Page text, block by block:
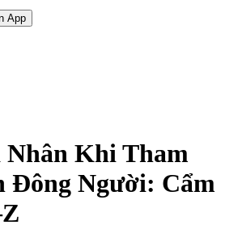
App
Nhân Khi Tham
Đông Người: Cẩm